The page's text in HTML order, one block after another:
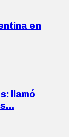
en
llamó